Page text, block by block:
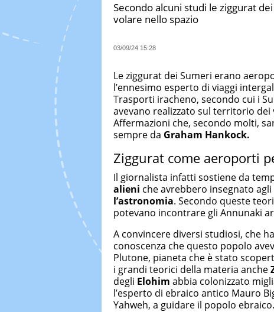
Secondo alcuni studi le ziggurat
volare nello spazio
03/09/24 15:28
Le ziggurat dei Sumeri erano
l’ennesimo esperto di viaggi
Trasporti iracheno, secondo cui i
avevano realizzato sul territorio
Affermazioni che, secondo molti,
sempre da Graham Hankock.
Ziggurat come aeroporti
Il giornalista infatti sostiene da
alieni che avrebbero insegnato
l’astronomia. Secondo queste
potevano incontrare gli Annunaki
A convincere diversi studiosi, che
conoscenza che questo popolo
Plutone, pianeta che è stato
i grandi teorici della materia anche
degli Elohim abbia colonizzato
l’esperto di ebraico antico Mauro
Yahweh, a guidare il popolo ebraico.